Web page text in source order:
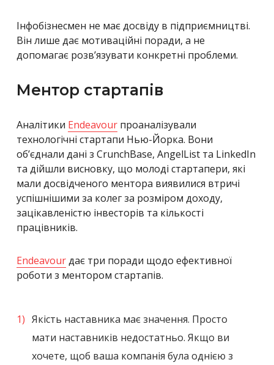
Інфобізнесмен не має досвіду в підприємництві.
Він лише дає мотиваційні поради, а не
допомагає розв’язувати конкретні проблеми.
Ментор стартапів
Аналітики Endeavour проаналізували
технологічні стартапи Нью-Йорка. Вони
об’єднали дані з CrunchBase, AngelList та LinkedIn
та дійшли висновку, що молоді стартапери, які
мали досвідченого ментора виявилися втричі
успішнішими за колег за розміром доходу,
зацікавленістю інвесторів та кількості
працівників.
Endeavourдає три поради щодо ефективної
роботи з ментором стартапів.
Якість наставника має значення. Просто
мати наставників недостатньо. Якщо ви
хочете, щоб ваша компанія була однією з